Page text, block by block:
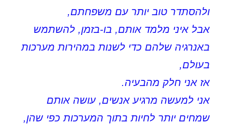
ולהסתדר טוב יותר עם משפחתם,
אבל איני מלמד אותם, בו-בזמן, להשתמש
באנרגיה שלהם כדי לשנות במהירות מערכות
בעולם,
אז אני חלק מהבעיה.
אני למעשה מרגיע אנשים, עושה אותם
שמחים יותר לחיות בתוך המערכות כפי שהן,